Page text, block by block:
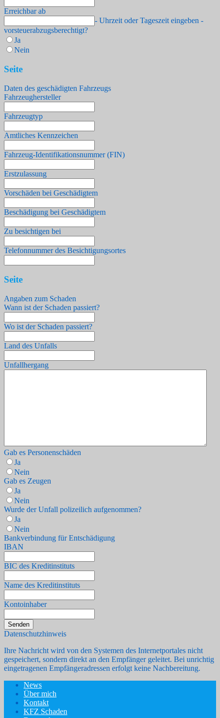
Erreichbar ab
- Uhrzeit oder Tageszeit eingeben -
vorsteuerabzugsberechtigt?
Ja
Nein
Seite
Daten des geschädigten Fahrzeugs
Fahrzeughersteller
Fahrzeugtyp
Amtliches Kennzeichen
Fahrzeug-Identifikationsnummer (FIN)
Erstzulassung
Vorschäden bei Geschädigtem
Beschädigung bei Geschädigtem
Zu besichtigen bei
Telefonnummer des Besichtigungsortes
Seite
Angaben zum Schaden
Wann ist der Schaden passiert?
Wo ist der Schaden passiert?
Land des Unfalls
Unfallhergang
Gab es Personenschäden
Ja
Nein
Gab es Zeugen
Ja
Nein
Wurde der Unfall polizeilich aufgenommen?
Ja
Nein
Bankverbindung für Entschädigung
IBAN
BIC des Kreditinstituts
Name des Kreditinstituts
Kontoinhaber
Senden
Datenschutzhinweis
Ihre Nachricht wird von den Systemen des Internetportales nicht
gespeichert, sondern direkt an den Empfänger geleitet. Bei unrichtig
eingetragenen Empfängeradressen erfolgt keine Nachbereitung.
News
Über mich
Kontakt
KFZ Schaden